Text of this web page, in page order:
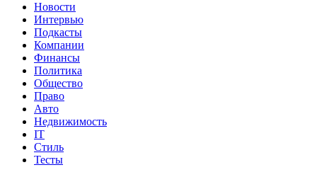
Новости
Интервью
Подкасты
Компании
Финансы
Политика
Общество
Право
Авто
Недвижимость
IT
Стиль
Тесты